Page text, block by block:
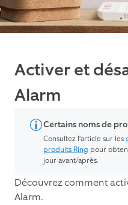
Activer et
Alarm
Certains noms de
Consultez l'article sur les
produits Ring pour
jour avant/après.
Découvrez comment
Alarm.